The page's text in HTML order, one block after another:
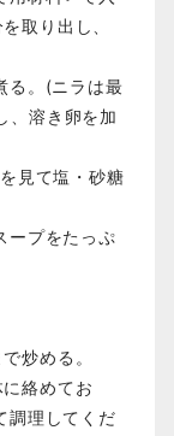
取り出し、
る。(ニラは最
、溶き卵を加
見て塩・砂糖
ープをたっぷ
炒める。
絡めてお
理してくだ